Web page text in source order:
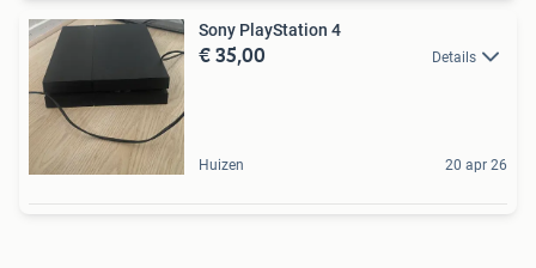
Sony PlayStation 4
€ 35,00 Details
Huizen 20 apr 26